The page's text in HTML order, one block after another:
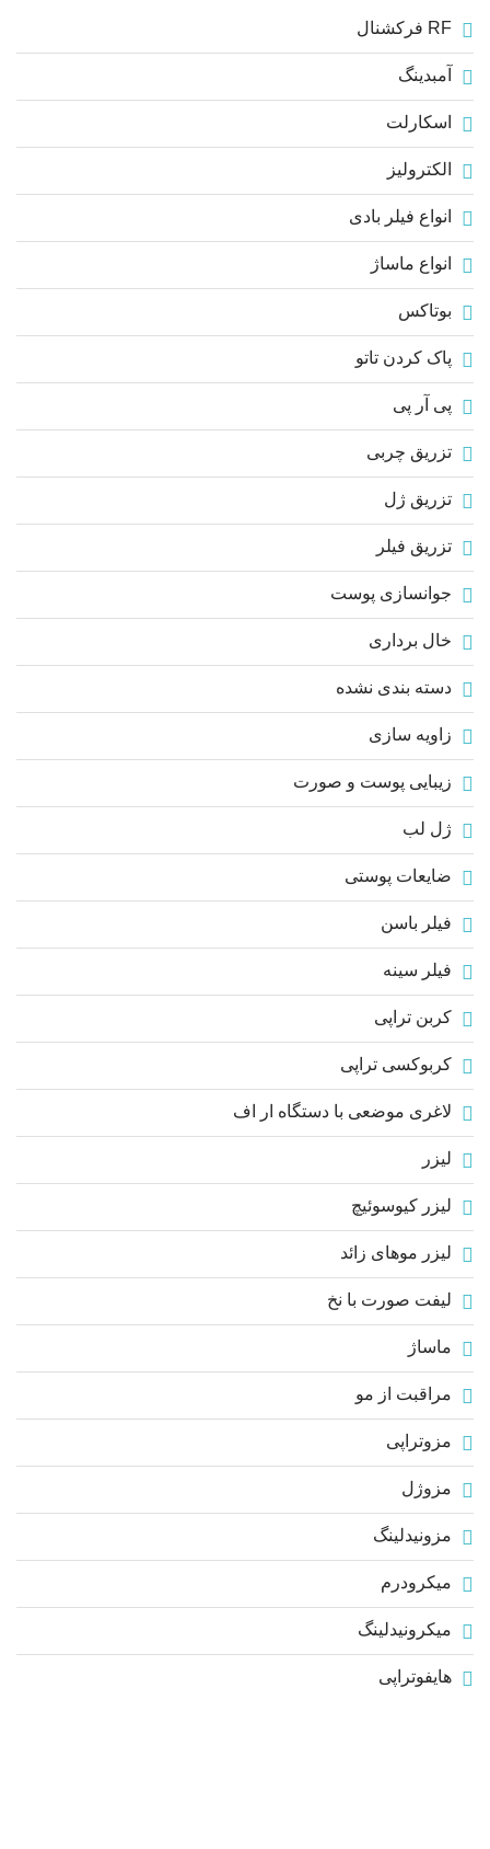
RF فرکشنال
آمبدینگ
اسکارلت
الکترولیز
انواع فیلر بادی
انواع ماساژ
بوتاکس
پاک کردن تاتو
پی آر پی
تزریق چربی
تزریق ژل
تزریق فیلر
جوانسازی پوست
خال برداری
دسته بندی نشده
زاویه سازی
زیبایی پوست و صورت
ژل لب
ضایعات پوستی
فیلر باسن
فیلر سینه
کربن تراپی
کربوکسی تراپی
لاغری موضعی با دستگاه ار اف
لیزر
لیزر کیوسوئیچ
لیزر موهای زائد
لیفت صورت با نخ
ماساژ
مراقبت از مو
مزوتراپی
مزوژل
مزونیدلینگ
میکرودرم
میکرونیدلینگ
هایفوتراپی